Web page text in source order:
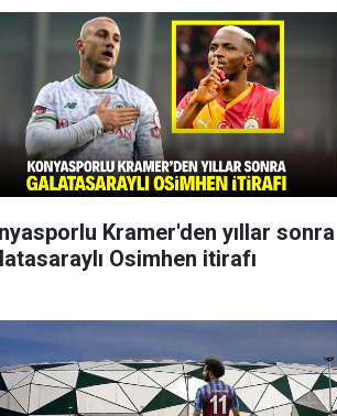
Kramer'den yıllar sonra
Osimhen itirafı